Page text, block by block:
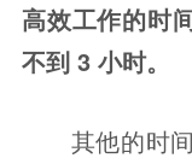
高效工作的时
不到 3 小时。
其他的时